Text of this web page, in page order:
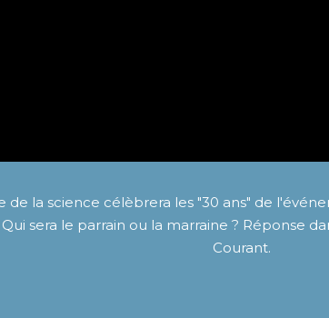
de la science célèbrera les "30 ans" de
sera le parrain ou la marraine ? Réponse
Courant.